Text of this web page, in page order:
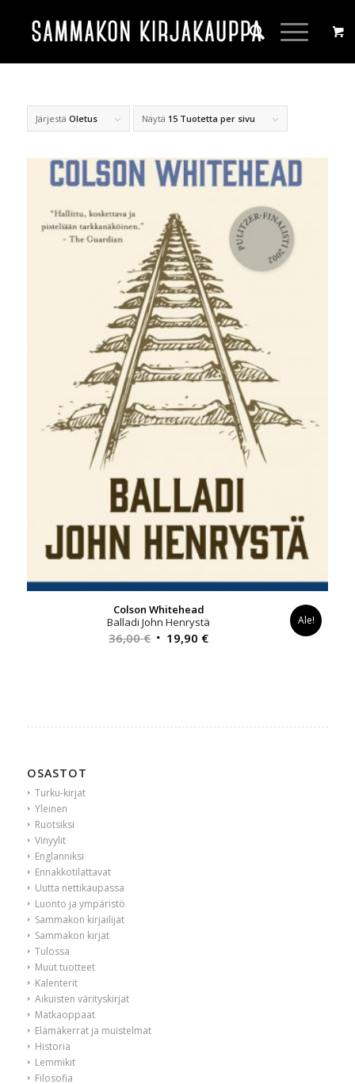
Järjestä Oletus Näytä 15 Tuotetta per sivu
Colson Whitehead
Balladi John Henrystä
36,00€ Alkuperäinen
19,90 €Nykyinen
Ale!
OSASTOT
Turku-kirjat
Yleinen
Ruotsiksi
Vinyylit
Englanniksi
Ennakkotilattavat
Uutta nettikaupassa
Luonto ja ympäristö
Sammakon kirjailijat
Sammakon kirjat
Tulossa
Muut tuotteet
Kalenterit
Aikuisten värityskirjat
Matkaoppaat
Elämäkerrat ja muistelmat
Historia
Lemmikit
Filosofia